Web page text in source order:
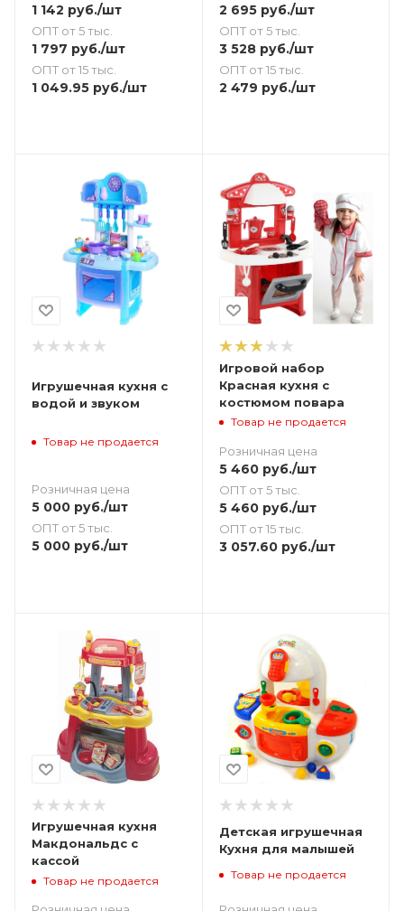
1 142 руб./шт
ОПТ от 5 тыс.
1 797 руб./шт
ОПТ от 15 тыс.
1 049.95 руб./шт
2 695руб./шт
ОПТ от 5 тыс.
3 528руб./шт
ОПТ от 15 тыс.
2 479 руб./шт
Игрушечная кухня с
водой и звуком
Товар не продается
Розничная цена
5 000 руб./шт
ОПТ от 5 тыс.
5 000 руб./шт
Игровой набор
Красная кухня с
костюмом повара
Товар не продается
Розничная цена
5 460руб./шт
ОПТ от 5 тыс.
5 460руб./шт
ОПТ от 15 тыс.
3 057.60руб./шт
Игрушечная кухня
Макдональдс с
кассой
Товар не продается
Детская игрушечная
Кухня для малышей
Товар не продается